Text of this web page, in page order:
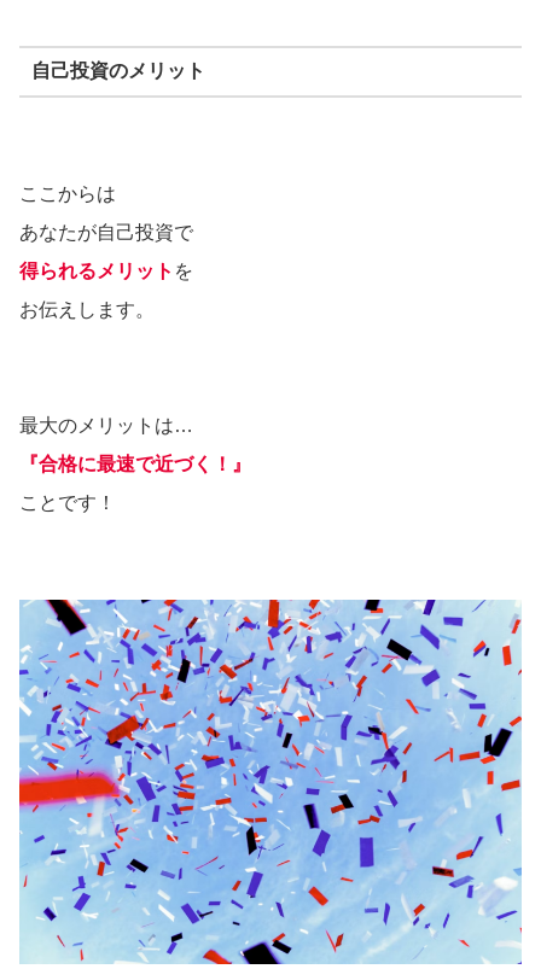
自己投資のメリット
ここからは
あなたが自己投資で
得られるメリット を
お伝えします。
最大のメリットは…
『合格に最速で近づく！』
ことです！